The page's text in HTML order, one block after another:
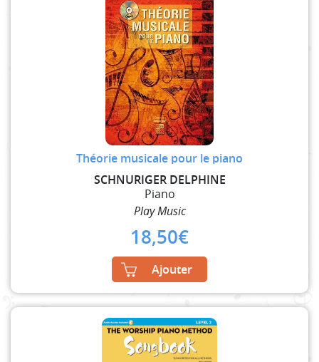
Théorie musicale pour le piano
SCHNURIGER DELPHINE
Piano
Play Music
18,50€
Ajouter